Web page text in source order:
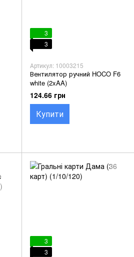
3
3
Артикул: 10003215
Вентилятор ручний HOCO F6
white (2xAA)
124.66 грн
Купити
3
3